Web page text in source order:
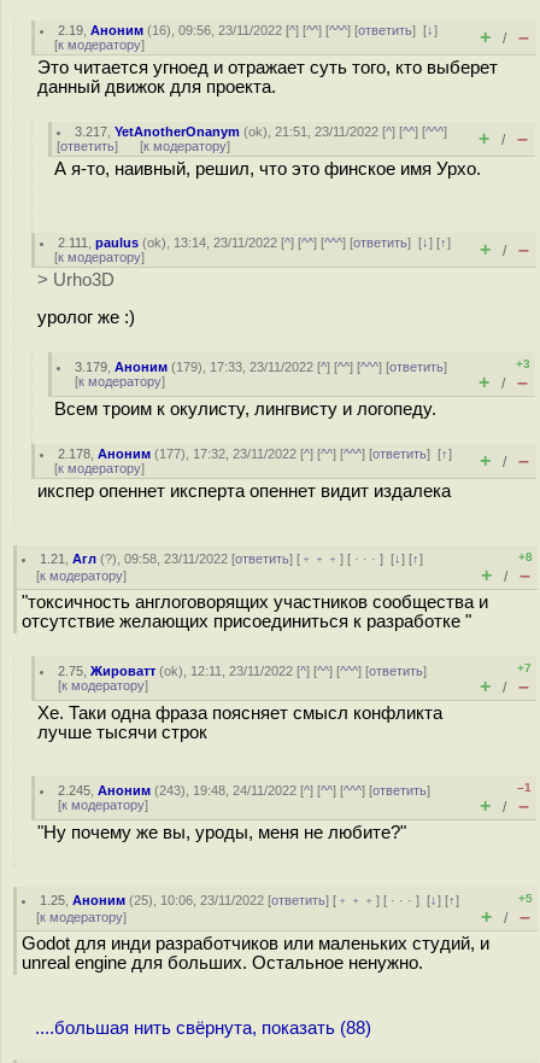
2.19 ,Аноним (16), 09:56, 23/11/2022 [^] [^^] [^^^] [ответить][↓]
[к модератору] + / –
Это читается угноед и отражает суть того, кто выберет
данный движок для проекта.
3.217 ,YetAnotherOnanym (ok), 21:51, 23/11/2022 [^] [^^] [^^^]
[ответить] [к модератору] + / –
А я-то, наивный, решил, что это финское имя Урхо.
2.111 ,paulus (ok), 13:14, 23/11/2022 [^] [^^] [^^^] [ответить][↓] [↑]
[к модератору] + / –
> Urho3D
уролог же :)
3.179 ,Аноним (179), 17:33, 23/11/2022 [^] [^^] [^^^] [ответить]
[к модератору]
+3
+ / –
Всем троим к окулисту, лингвисту и логопеду.
2.178 ,Аноним (177), 17:32, 23/11/2022 [^] [^^] [^^^] [ответить][↑]
[к модератору] + / –
икспер опеннет иксперта опеннет видит издалека
1.21 ,Агл (?), 09:58, 23/11/2022 [ответить] [ ﹢﹢﹢] [ · · ·][↓] [↑]
[к модератору]
+8
+ / –
"токсичность англоговорящих участников сообщества и
отсутствие желающих присоединиться к разработке "
2.75 ,Жироватт (ok), 12:11, 23/11/2022 [^] [^^] [^^^] [ответить]
[к модератору]
+7
+ / –
Хе. Таки одна фраза поясняет смысл конфликта
лучше тысячи строк
2.245 ,Аноним (243), 19:48, 24/11/2022 [^] [^^] [^^^] [ответить]
[к модератору]
–1
+ / –
"Ну почему же вы, уроды, меня не любите?"
1.25 ,Аноним (25), 10:06, 23/11/2022 [ответить] [ ﹢﹢﹢] [ · · ·][↓] [↑]
[к модератору]
+5
+ / –
Godot для инди разработчиков или маленьких студий, и
unreal engine для больших. Остальное ненужно.
....большая нить свёрнута, показать (88)